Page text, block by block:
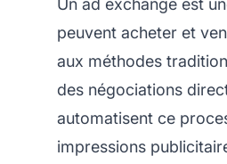
peuvent acheter et
aux méthodes
des négociations
automatisent ce
impressions